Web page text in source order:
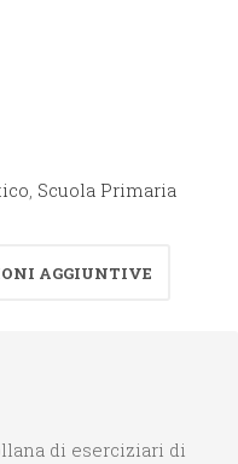
, Scuola Primaria
AGGIUNTIVE
di eserciziari di